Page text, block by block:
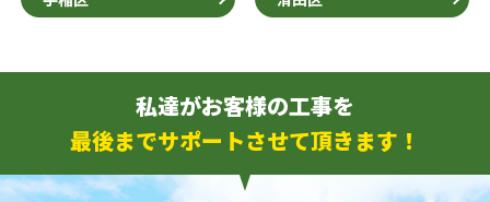
私達がお客様の工事を
最後までサポートさせて頂きます！